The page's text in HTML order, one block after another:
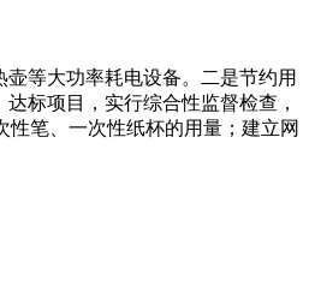
等大功率耗电设备。二是节约用
标项目，实行综合性监督检查，
笔、一次性纸杯的用量；建立网